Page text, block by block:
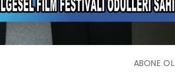
ABONE OL